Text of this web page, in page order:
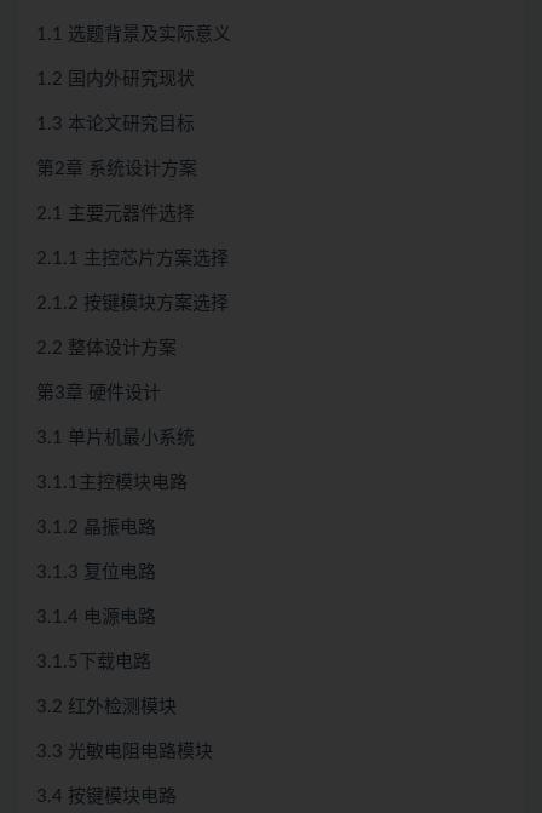
1.1 选题背景及实际意义
1.2 国内外研究现状
1.3 本论文研究目标
第2章 系统设计方案
2.1 主要元器件选择
2.1.1 主控芯片方案选择
2.1.2 按键模块方案选择
2.2 整体设计方案
第3章 硬件设计
3.1 单片机最小系统
3.1.1主控模块电路
3.1.2 晶振电路
3.1.3 复位电路
3.1.4 电源电路
3.1.5下载电路
3.2 红外检测模块
3.3 光敏电阻电路模块
3.4 按键模块电路